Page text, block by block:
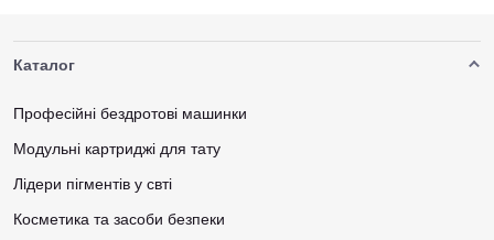
Каталог
Професійні бездротові машинки
Модульні картриджі для тату
Лідери пігментів у свті
Косметика та засоби безпеки